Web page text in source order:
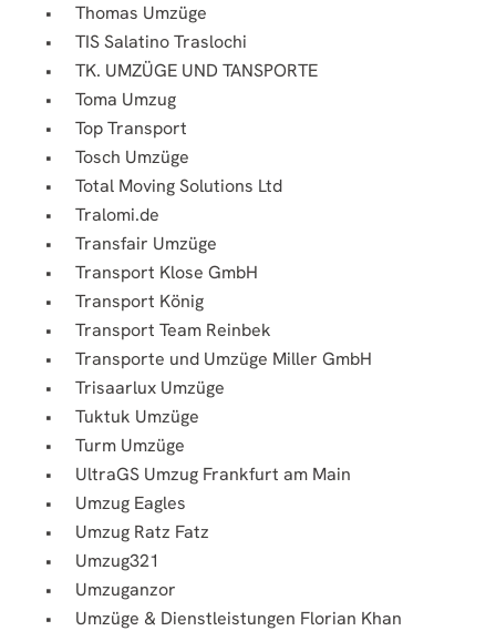
Thomas Umzüge
TIS Salatino Traslochi
TK. UMZÜGE UND TANSPORTE
Toma Umzug
Top Transport
Tosch Umzüge
Total Moving Solutions Ltd
Tralomi.de
Transfair Umzüge
Transport Klose GmbH
Transport König
Transport Team Reinbek
Transporte und Umzüge Miller GmbH
Trisaarlux Umzüge
Tuktuk Umzüge
Turm Umzüge
UltraGS Umzug Frankfurt am Main
Umzug Eagles
Umzug Ratz Fatz
Umzug321
Umzuganzor
Umzüge & Dienstleistungen Florian Khan